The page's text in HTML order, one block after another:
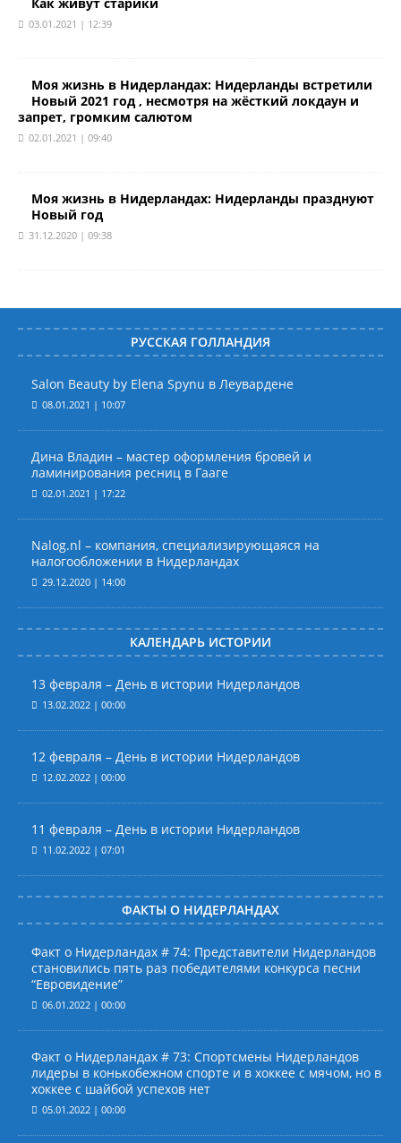
Как живут старики
03.01.2021 | 12:39
Моя жизнь в Нидерландах: Нидерланды встретили
Новый 2021 год , несмотря на жёсткий локдаун и
запрет, громким салютом
02.01.2021 | 09:40
Моя жизнь в Нидерландах: Нидерланды празднуют
Новый год
31.12.2020 | 09:38
РУССКАЯ ГОЛЛАНДИЯ
Salon Beauty by Elena Spynu в Леувардене
08.01.2021 | 10:07
Дина Владин – мастер оформления бровей и
ламинирования ресниц в Гааге
02.01.2021 | 17:22
Nalog.nl – компания, специализирующаяся на
налогообложении в Нидерландах
29.12.2020 | 14:00
КАЛЕНДАРЬ ИСТОРИИ
13 февраля – День в истории Нидерландов
13.02.2022 | 00:00
12 февраля – День в истории Нидерландов
12.02.2022 | 00:00
11 февраля – День в истории Нидерландов
11.02.2022 | 07:01
ФАКТЫ О НИДЕРЛАНДАХ
Факт о Нидерландах # 74: Представители Нидерландов
становились пять раз победителями конкурса песни
“Евровидение”
06.01.2022 | 00:00
Факт о Нидерландах # 73: Спортсмены Нидерландов
лидеры в конькобежном спорте и в хоккее с мячом, но в
хоккее с шайбой успехов нет
05.01.2022 | 00:00